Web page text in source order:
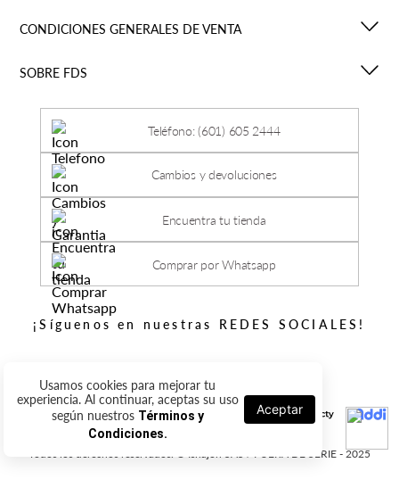
Usamos cookies para mejorar tu
experiencia. Al continuar, aceptas su uso
según nuestros Términos y
Condiciones.
Aceptar
CONDICIONES GENERALES DE VENTA
SOBRE FDS
Teléfono: (601) 605 2444
Cambios y devoluciones
Encuentra tu tienda
Comprar por Whatsapp
¡Síguenos en nuestras REDES SOCIALES!
Todos los derechos reservados. © Ishajon SAS / FUERA DE SERIE - 2025